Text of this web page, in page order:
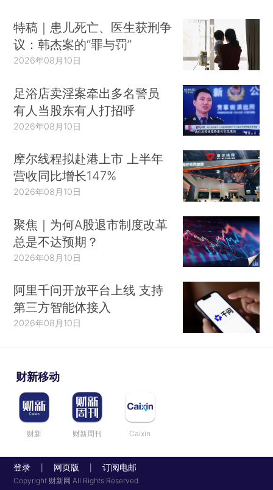
特稿｜患儿死亡、医生获刑争
议：韩杰案的“罪与罚”
2026年08月10日
足浴店卖淫案牵出多名警员
有人当股东有人打招呼
2026年08月10日
摩尔线程拟赴港上市 上半年
营收同比增长147%
2026年08月10日
聚焦｜为何A股退市制度改革
总是不达预期？
2026年08月10日
阿里千问开放平台上线 支持
第三方智能体接入
2026年08月10日
财新移动
财新 财新周刊 Caixin
登录 网页版 订阅电邮
Copyright 财新网 All Rights Reserved